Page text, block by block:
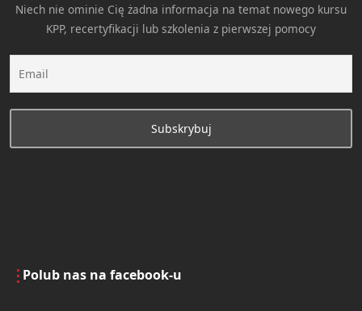
Niech nie ominie Cię żadna informacja na temat nowego kursu
KPP, recertyfikacji lub szkolenia z pierwszej pomocy
Polub nas na facebook-u